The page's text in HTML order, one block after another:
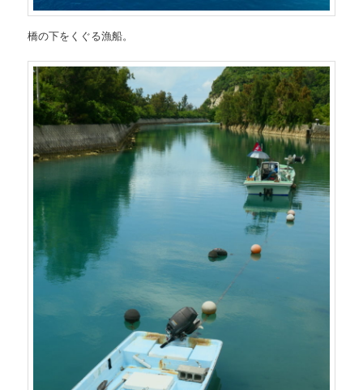
橋の下をくぐる漁船。